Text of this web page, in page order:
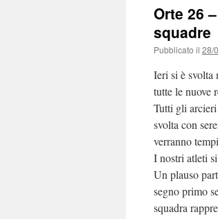
Orte 26
squadre
Pubblicato il 28/
Ieri si è svolta
tutte le nuove
Tutti gli arcieri
svolta con
verranno
I nostri atleti
Un plauso
segno primo
squadra